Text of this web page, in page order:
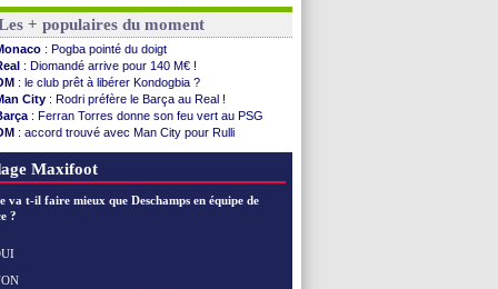
Juve: Zhegrova très clair sur son futur
OM: Aguerd, le plan B de Naples
Arsenal: Guimarães a signé son contrat
Nantes : direction Chypre pour Duverne
Monaco: le remplaçant d'Akliouche en ...
Man Utd: Bayindir signe au Celta (officiel)
City : Enzo Fernandez pour l'après-Rodri ?
: l'option Monaco pour Lukaku !
: Lucas Perri a été approché
PSG : une 2e offre en préparation pour Godts
Strasbourg: Saïdou Sow prêté à Nantes (off.)
Monaco
Barça
+ populaires du moment
: Pogba pointé du doigt
: Diomandé arrive pour 140 M€ !
: le club prêt à libérer Kondogbia ?
City : Rodri préfère le Barça au Real !
: Ferran Torres donne son feu vert au PSG
: accord trouvé avec Man City pour Rulli
: une offre pour Bulka
Maxifoot
va t-il faire mieux que Deschamps en équipe de
?